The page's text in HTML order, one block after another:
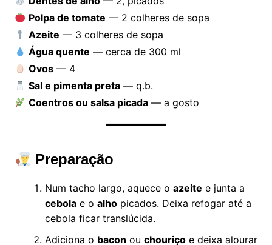
Polpa de tomate — 2 colheres de sopa
Azeite — 3 colheres de sopa
Água quente — cerca de 300 ml
Ovos — 4
Sal e pimenta preta — q.b.
Coentros ou salsa picada — a gosto
Preparação
Num tacho largo, aquece o azeite e junta a
cebolae o alhopicados. Deixa refogar até a
cebola ficar translúcida.
Adiciona o bacon ou chouriçoe deixa alourar